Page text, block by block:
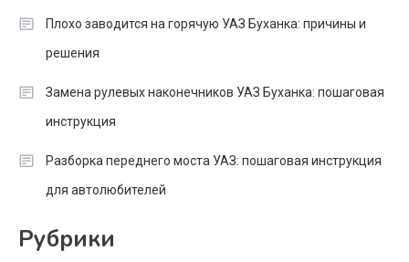
Плохо заводится на горячую УАЗ Буханка: причины и
решения
Замена рулевых наконечников УАЗ Буханка: пошаговая
инструкция
Разборка переднего моста УАЗ: пошаговая инструкция
для автолюбителей
Рубрики